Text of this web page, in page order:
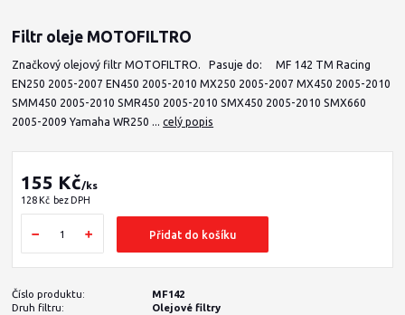
Filtr oleje MOTOFILTRO
Značkový olejový filtr MOTOFILTRO. Pasuje do: MF 142 TM Racing
EN250 2005-2007 EN450 2005-2010 MX250 2005-2007 MX450 2005-2010
SMM450 2005-2010 SMR450 2005-2010 SMX450 2005-2010 SMX660
2005-2009 Yamaha WR250 ...celý popis
155 Kč/ks
128 Kč bez DPH
Přidat do košíku
Číslo produktu:
MF142
Druh filtru:
Olejové filtry